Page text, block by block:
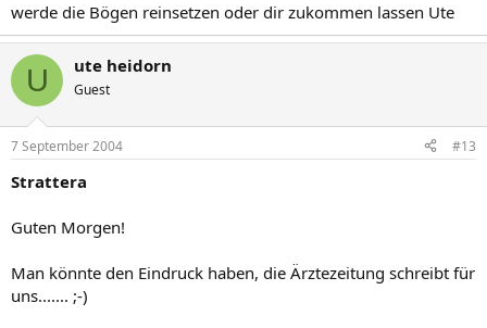
werde die Bögen reinsetzen oder dir zukommen lassen Ute
U ute heidorn
Guest
7 September 2004 #13
Strattera
Guten Morgen!
Man könnte den Eindruck haben, die Ärztezeitung schreibt für
uns....... ;-)